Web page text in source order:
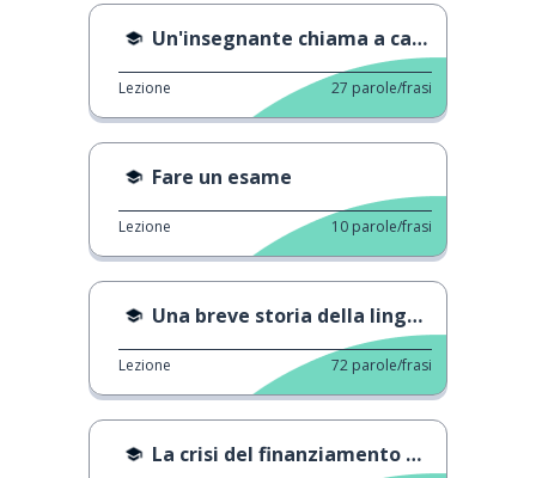
Un'insegnante chiama a casa
Lezione 27 parole/frasi
Fare un esame
Lezione 10 parole/frasi
Una breve storia della lingua inglese
Lezione 72 parole/frasi
La crisi del finanziamento all'istruzione